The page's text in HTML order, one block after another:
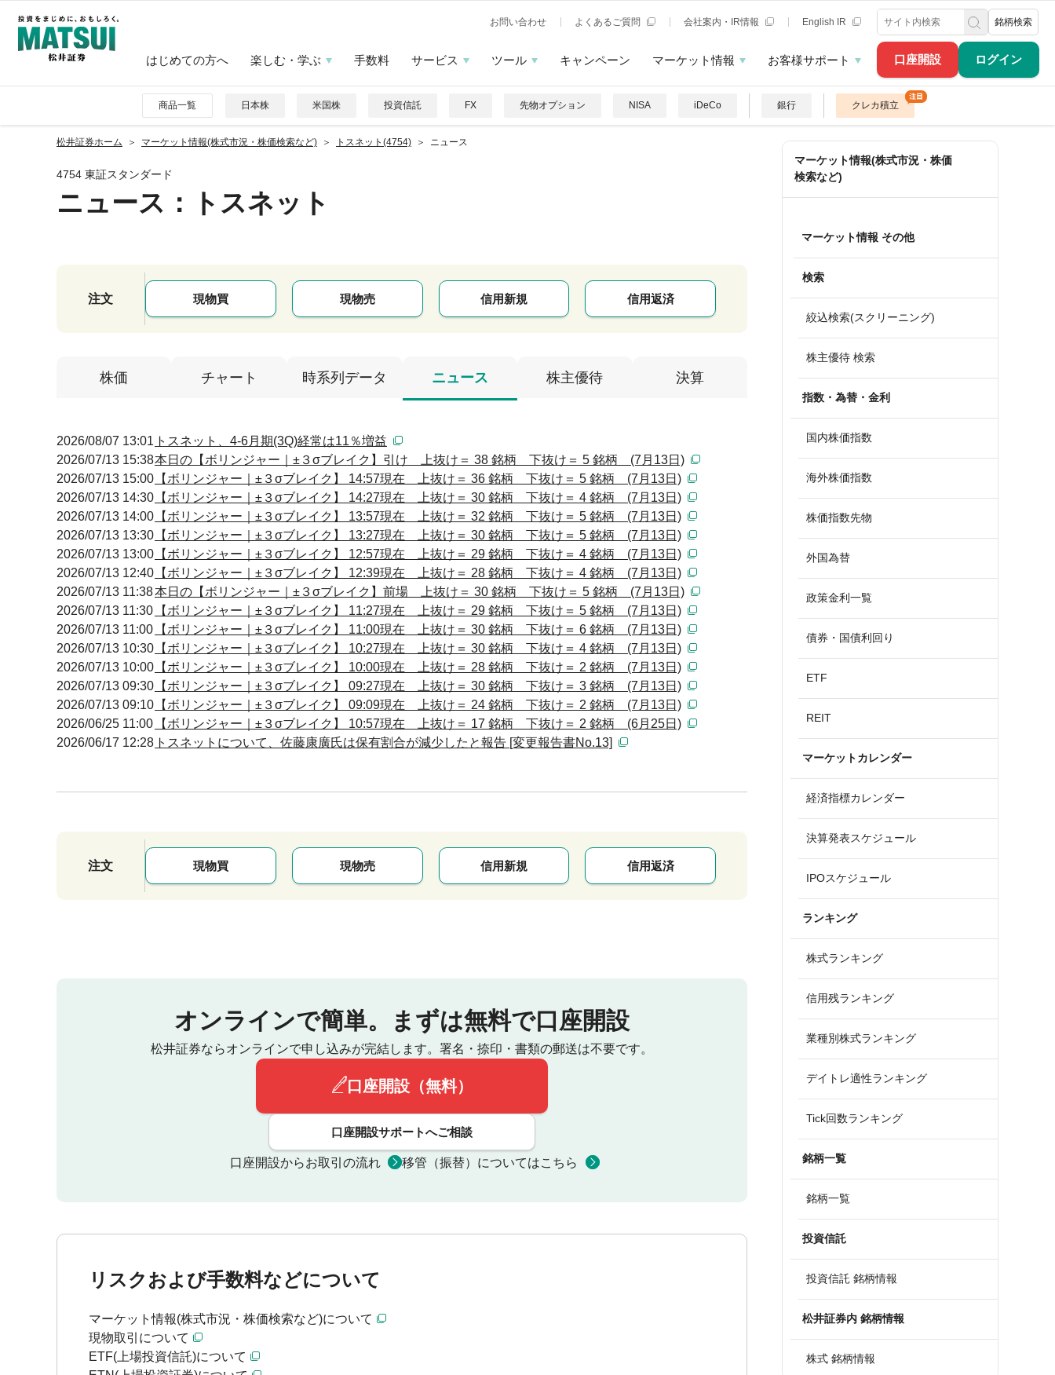
口座開設 ログイン
お問い合わせ よくあるご質問 会社案内・IR情報 English IR 銘柄検索
はじめての方へ 楽しむ・学ぶ 手数料 サービス ツール キャンペーン マーケット情報 お客様サポート
商品一覧 日本株 米国株 投資信託 FX 先物オプション NISA iDeCo 銀行 クレカ積立
松井証券ホーム マーケット情報(株式市況・株価検索など) トスネット(4754) ニュース
4754 東証スタンダード
ニュース ：トスネット
注文 現物買 現物売 信用新規 信用返済
株価 チャート 時系列データ ニュース 株主優待 決算
2026/08/07 13:01 トスネット、4-6月期(3Q)経常は11％増益
2026/07/13 15:38本日の【ボリンジャー｜±３σブレイク】引け 上抜け＝ 38 銘柄 下抜け＝ 5 銘柄 (7月13日)
2026/07/13 15:00 【ボリンジャー｜±３σブレイク】 14:57現在 上抜け＝ 36 銘柄 下抜け＝ 5 銘柄 (7月13日)
2026/07/13 14:30 【ボリンジャー｜±３σブレイク】 14:27現在 上抜け＝ 30 銘柄 下抜け＝ 4 銘柄 (7月13日)
2026/07/13 14:00 【ボリンジャー｜±３σブレイク】 13:57現在 上抜け＝ 32 銘柄 下抜け＝ 5 銘柄 (7月13日)
2026/07/13 13:30 【ボリンジャー｜±３σブレイク】 13:27現在 上抜け＝ 30 銘柄 下抜け＝ 5 銘柄 (7月13日)
2026/07/13 13:00 【ボリンジャー｜±３σブレイク】 12:57現在 上抜け＝ 29 銘柄 下抜け＝ 4 銘柄 (7月13日)
2026/07/13 12:40 【ボリンジャー｜±３σブレイク】 12:39現在 上抜け＝ 28 銘柄 下抜け＝ 4 銘柄 (7月13日)
2026/07/13 11:38本日の【ボリンジャー｜±３σブレイク】前場 上抜け＝ 30 銘柄 下抜け＝ 5 銘柄 (7月13日)
2026/07/13 11:30
【ボリンジャー｜±３σブレイク】 11:27現在 上抜け＝ 29 銘柄 下抜け＝ 5 銘柄 (7月13日)
2026/07/13 11:00
【ボリンジャー｜±３σブレイク】 11:00現在 上抜け＝ 30 銘柄 下抜け＝ 6 銘柄 (7月13日)
2026/07/13 10:30 【ボリンジャー｜±３σブレイク】 10:27現在 上抜け＝ 30 銘柄 下抜け＝ 4 銘柄 (7月13日)
2026/07/13 10:00 【ボリンジャー｜±３σブレイク】 10:00現在 上抜け＝ 28 銘柄 下抜け＝ 2 銘柄 (7月13日)
2026/07/13 09:30 【ボリンジャー｜±３σブレイク】 09:27現在 上抜け＝ 30 銘柄 下抜け＝ 3 銘柄 (7月13日)
2026/07/13 09:10 【ボリンジャー｜±３σブレイク】 09:09現在 上抜け＝ 24 銘柄 下抜け＝ 2 銘柄 (7月13日)
2026/06/25 11:00
【ボリンジャー｜±３σブレイク】 10:57現在 上抜け＝ 17 銘柄 下抜け＝ 2 銘柄 (6月25日)
2026/06/17 12:28 トスネットについて、佐藤康廣氏は保有割合が減少したと報告 [変更報告書No.13]
注文 現物買 現物売 信用新規 信用返済
オンラインで簡単。 まずは無料で口座開設
松井証券ならオンラインで申し込みが完結します。 署名・捺印・書類の郵送は不要です。
口座開設（無料）
口座開設サポートへご相談
口座開設からお取引の流れ 移管（振替）についてはこちら
リスクおよび手数料などについて
マーケット情報(株式市況・株価検索など)について
現物取引について
ETF(上場投資信託)について
マーケット情報(株式市況・株価
検索など)
マーケット情報 その他
検索
絞込検索(スクリーニング)
株主優待 検索
指数・為替・金利
国内株価指数
海外株価指数
株価指数先物
外国為替
政策金利一覧
債券・国債利回り
ETF
REIT
マーケットカレンダー
経済指標カレンダー
決算発表スケジュール
IPOスケジュール
ランキング
株式ランキング
信用残ランキング
業種別株式ランキング
デイトレ適性ランキング
Tick回数ランキング
銘柄一覧
銘柄一覧
投資信託
投資信託 銘柄情報
松井証券内 銘柄情報
株式 銘柄情報